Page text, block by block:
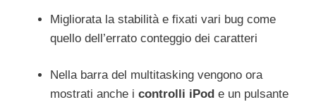
Migliorata la stabilità e fixati vari bug come
quello dell’errato conteggio dei caratteri
Nella barra del multitasking vengono ora
mostrati anche i controlli iPod e un pulsante